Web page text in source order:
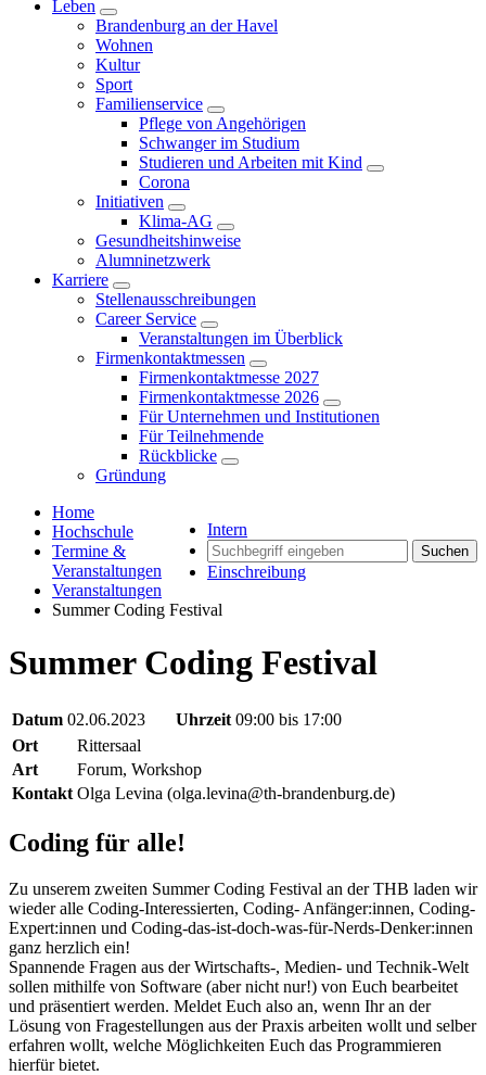
Leben
Brandenburg an der Havel
Wohnen
Kultur
Sport
Familienservice
Pflege von Angehörigen
Schwanger im Studium
Studieren und Arbeiten mit Kind
Corona
Initiativen
Klima-AG
Gesundheitshinweise
Alumninetzwerk
Karriere
Stellenausschreibungen
Career Service
Veranstaltungen im Überblick
Firmenkontaktmessen
Firmenkontaktmesse 2027
Firmenkontaktmesse 2026
Für Unternehmen und Institutionen
Für Teilnehmende
Rückblicke
Gründung
Intern
Suchen
Einschreibung
Home
Hochschule
Termine &
Veranstaltungen
Veranstaltungen
Summer Coding Festival
Summer Coding Festival
Datum 02.06.2023 Uhrzeit 09:00 bis 17:00
Ort
Rittersaal
Art
Forum, Workshop
Kontakt Olga Levina (olga.levina@th-brandenburg.de)
Coding für alle!
Zu unserem zweiten Summer Coding Festival an der THB laden wir
wieder alle Coding-Interessierten, Coding- Anfänger:innen, Coding-
Expert:innen und Coding-das-ist-doch-was-für-Nerds-Denker:innen
ganz herzlich ein!
Spannende Fragen aus der Wirtschafts-, Medien- und Technik-Welt
sollen mithilfe von Software (aber nicht nur!) von Euch bearbeitet
und präsentiert werden. Meldet Euch also an, wenn Ihr an der
Lösung von Fragestellungen aus der Praxis arbeiten wollt und selber
erfahren wollt, welche Möglichkeiten Euch das Programmieren
hierfür bietet.